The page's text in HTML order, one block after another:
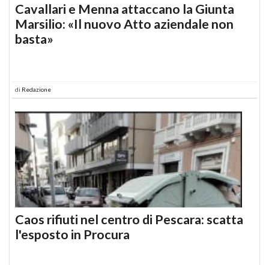
Cavallari e Menna attaccano la Giunta
Marsilio: «Il nuovo Atto aziendale non
basta»
di Redazione
Caos rifiuti nel centro di Pescara: scatta
l'esposto in Procura